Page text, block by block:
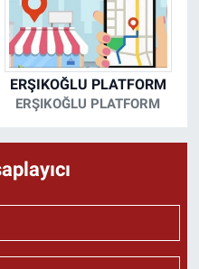
ERŞIKOĞLU PLATFORM
ERŞIKOĞLU PLATFORM